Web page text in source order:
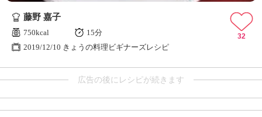
藤野 嘉子
750kcal
15分
2019/12/10 きょうの料理ビギナーズレシピ
32
広告の後にレシピが続きます